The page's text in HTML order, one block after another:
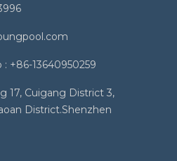
: +86-13640950259
17, Cuigang District 3,
District.Shenzhen